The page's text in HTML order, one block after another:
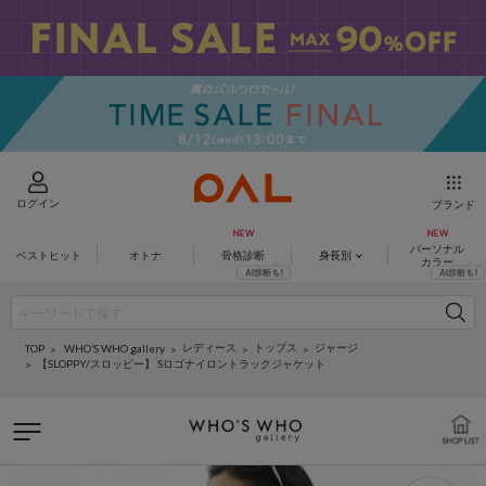
ログイン ブランド
ベストヒット オトナ 骨格診断 身長別
パーソナル
カラー
TOP WHO’S WHO gallery レディース トップス
ジャージ
【SLOPPY/スロッピー】 Sロゴナイロントラックジャケット